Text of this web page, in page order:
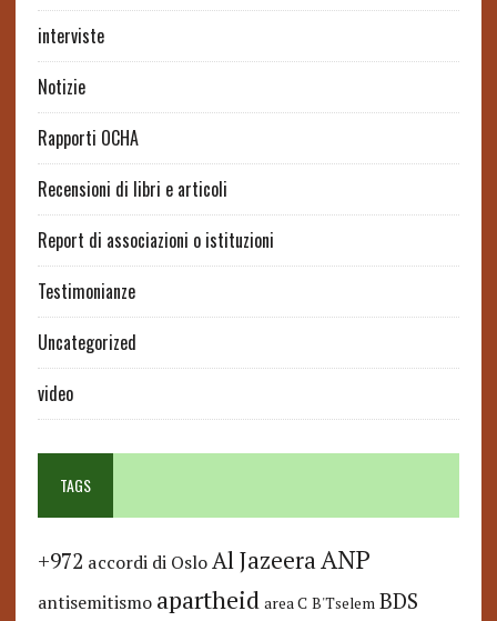
interviste
Notizie
Rapporti OCHA
Recensioni di libri e articoli
Report di associazioni o istituzioni
Testimonianze
Uncategorized
video
TAGS
+972 accordi di Oslo Al JazeeraANP
antisemitismo apartheid area C B'Tselem BDS